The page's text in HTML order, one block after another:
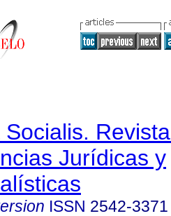
Socialis.
Jurídicas y
ISSN 2542-3371